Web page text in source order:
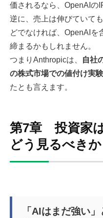
価されるなら、OpenAIの
逆に、売上は伸びていて
どでなければ、OpenAIを
締まるかもしれません。
つまりAnthropicは、
自社
の株式市場での値付け実験
たとも言えます。
第7章 投資家
どう見るべきか
「AIはまだ強い